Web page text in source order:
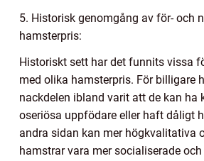
5. Historisk genomgång av för- och
hamsterpris:
Historiskt sett har det funnits vissa
med olika hamsterpris. För billigare
nackdelen ibland varit att de kan ha
oseriösa uppfödare eller haft dåligt
andra sidan kan mer högkvalitativa
hamstrar vara mer socialiserade